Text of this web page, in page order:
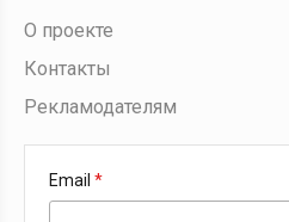
О проекте
Контакты
Рекламодателям
Email